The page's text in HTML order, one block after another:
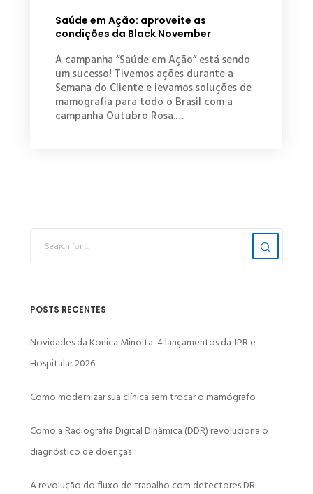
Saúde em Ação: aproveite as
condições da Black November
A campanha “Saúde em Ação” está sendo
um sucesso! Tivemos ações durante a
Semana do Cliente e levamos soluções de
mamografia para todo o Brasil com a
campanha Outubro Rosa.…
POSTS RECENTES
Novidades da Konica Minolta: 4 lançamentos da JPR e
Hospitalar 2026
Como modernizar sua clínica sem trocar o mamógrafo
Como a Radiografia Digital Dinâmica (DDR) revoluciona o
diagnóstico de doenças
A revolução do fluxo de trabalho com detectores DR: